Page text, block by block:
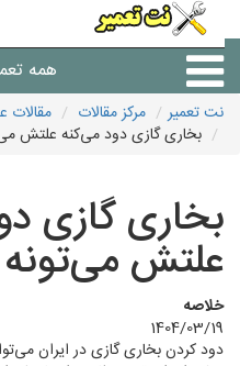
همه
شرکت های
نت تعمیر مرکز مقالات مقالات
بخاری گازی دود می‌کنه علتش
بخاری گازی
علتش
خلاصه
1404/03/19
دود کردن بخاری گازی در ایران